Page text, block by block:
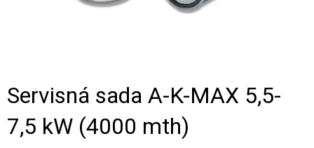
Servisná sada A-K-MAX 5,5-
7,5 kW (4000 mth)